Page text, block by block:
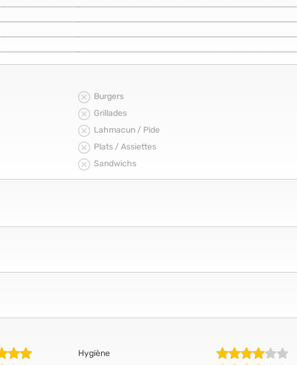
Burgers
Grillades
Lahmacun / Pide
Plats / Assiettes
Sandwichs
Hygiène